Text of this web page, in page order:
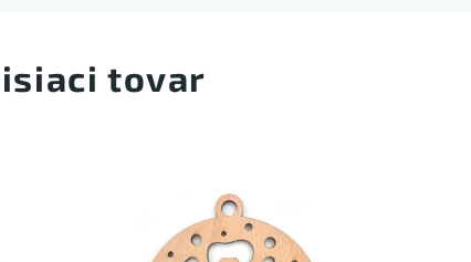
tovar